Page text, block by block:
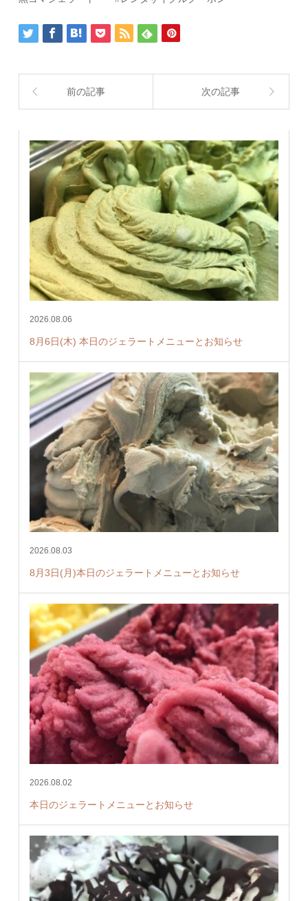
前の記事 次の記事
2026.08.06
8月6日(木) 本日のジェラートメニューとお知らせ
2026.08.03
8月3日(月)本日のジェラートメニューとお知らせ
2026.08.02
本日のジェラートメニューとお知らせ